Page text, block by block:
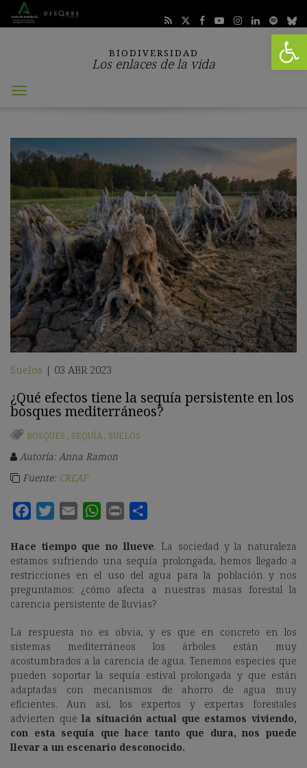
Abrir
BIODIVERSIDAD
Los enlaces de la vida
Abrir
Suelos | 03 ABR 2023
¿Qué efectos tiene la sequía persistente en los
bosques mediterráneos?
BOSQUES , SEQUÍA, SUELOS
Autoría: Anna Ramon
Fuente: CREAF
Hace tiempo que no llueve. La sociedad y la naturaleza
estamos sufriendo una sequía prolongada, hemos llegado a
restricciones en el uso del agua para la población y nos
preguntamos: ¿cómo afecta a nuestras masas forestal la
carencia persistente de lluvias?
La respuesta no es obvia, y es que en concreto en los
sistemas mediterráneos los árboles están muy
acostumbrados a la carencia de agua. Tenemos especies que
pueden soportar la sequía estival prolongada y que están
adaptadas con mecanismos de ahorro de agua muy
eficientes. Aun así, los expertos y expertas forestales
advierten que la situación actual que estamos viviendo,
con esta sequía que hace tanto que dura, nos puede
llevar a un escenario desconocido.